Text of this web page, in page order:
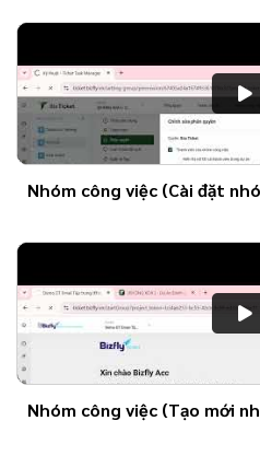
Nhóm công việc (Cài đặt
Nhóm công việc (Tạo mới